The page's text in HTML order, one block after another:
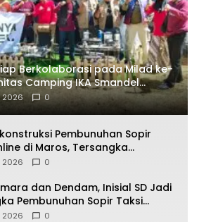
Berkolaborasi pada Milad ke-
Camping IKA Smandel
di Malino
2026 0
Pembunuhan Sopir
di Maros, Tersangka
24 Adegan
2026 0
dan Dendam, Inisial SD Jadi
Pembunuhan Sopir Taksi
Maros
2026 0